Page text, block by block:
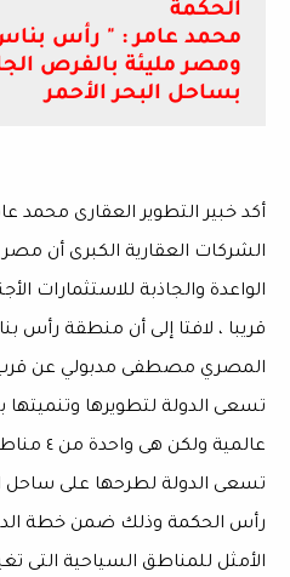
الحكمة
محمد عامر : " رأس
ومصر مليئة بالفرص
بساحل البحر الأحمر
أكد خبير التطوير العقارى محمد
الشركات العقارية الكبرى أن
الواعدة والجاذبة للاستثمارات
قريبا ، لافتا إلى أن منطقة رأس
المصري مصطفى مدبولي عن قرب
تسعى الدولة لتطويرها
عالمية
تسعى الدولة لطرحها على ساحل
رأس الحكمة وذلك ضمن خطة
الأمثل للمناطق السياحية التى